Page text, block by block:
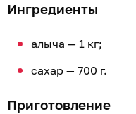
Ингредиенты
алыча — 1 кг;
сахар — 700 г.
Приготовление